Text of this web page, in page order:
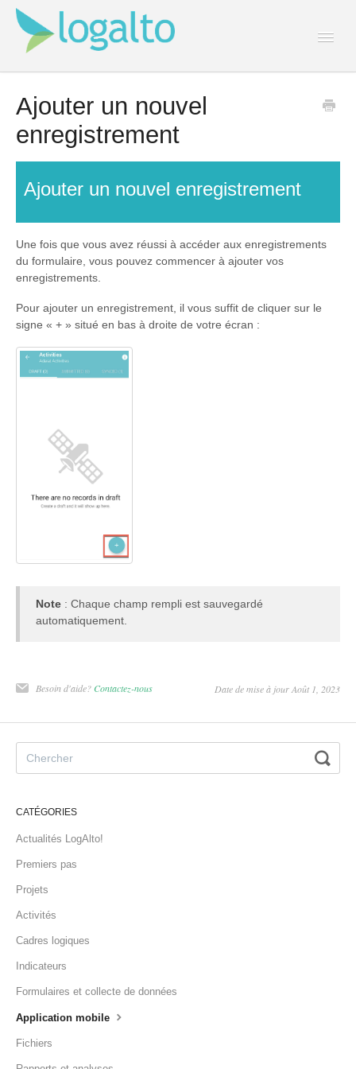
Ajouter un nouvel
enregistrement
Ajouter un nouvel enregistrement
Une fois que vous avez réussi à accéder aux enregistrements
du formulaire, vous pouvez commencer à ajouter vos
enregistrements.
Pour ajouter un enregistrement, il vous suffit de cliquer sur le
signe « + » situé en bas à droite de votre écran :
Note : Chaque champ rempli est sauvegardé
automatiquement.
Besoin d'aide? Contactez-nous Date de mise à jour Août 1, 2023
CATÉGORIES
Actualités LogAlto!
Premiers pas
Projets
Activités
Cadres logiques
Indicateurs
Formulaires et collecte de données
Application mobile
Fichiers